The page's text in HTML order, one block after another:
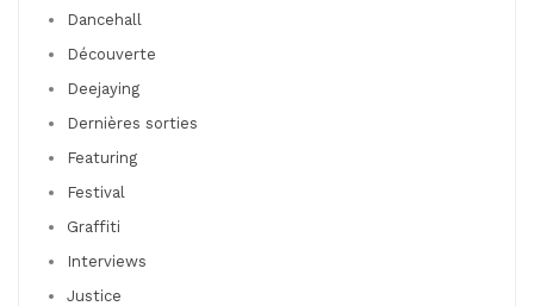
Dancehall
Découverte
Deejaying
Dernières sorties
Featuring
Festival
Graffiti
Interviews
Justice